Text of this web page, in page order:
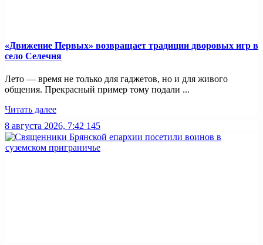
«Движение Первых» возвращает традиции дворовых игр в
село Селечня
Лето — время не только для гаджетов, но и для живого
общения. Прекрасный пример тому подали ...
Читать далее
8 августа 2026, 7:42 145